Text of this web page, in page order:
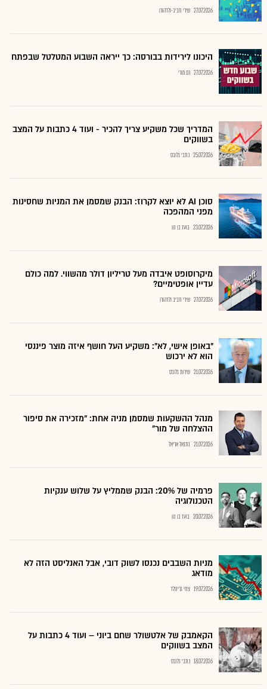
27.07.2026 שירי חביב-ולדהורן
היכונו לירידות בבורסה: כך ייראה השבוע המטלטל שבפתח
27.07.2026 רם מורי
המדריך שכל משקיע צריך להכיר - ועוד 4 כתבות על המצב
בשווקים
25.07.2026 כתבי גלובס
סוכן AI לא יוצא לקרוז: הבנק שמסמן את המניות שחסינות
מפני המהפכה
23.07.2026 בועז בן נון
מיקרוסופט איבדה מעל טריליון דולר מהשווי. למה כולם
עדיין אופטימיים?
27.07.2026 שירי חביב ולדהורן
"באופן אישי, לא": משקיע העל חושף איזה מוצר פיננסי
הוא לא ירכוש
21.07.2026 שירות גלובס
מנהל ההשקעות שמסמן מניה אחת: "מזכירה את סיפור
ההצלחה של מור"
21.07.2026 נתנאל אריאל
פרמיה של 20%: הבנק שממליץ על שלוש ענקיות
הטכנולוגיה
20.07.2026 בועז בן נון
מניות השבבים נכנסו לשוק דובי, אבל האנליסט הזה לא
מודאג
19.07.2026 צחי גרינולד
הקאמבק של אלטשולר שחם ביוני – ועוד 4 כתבות על
המצב בשווקים
18.07.2026 כתבי גלובס